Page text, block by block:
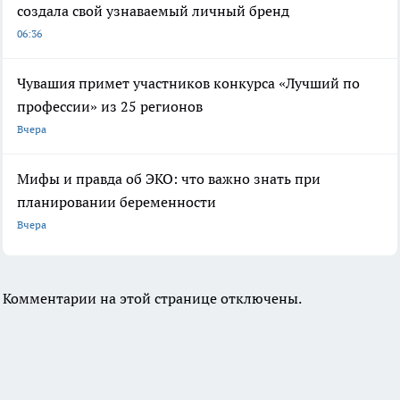
создала свой узнаваемый личный бренд
06:36
Чувашия примет участников конкурса «Лучший по
профессии» из 25 регионов
Вчера
Мифы и правда об ЭКО: что важно знать при
планировании беременности
Вчера
Комментарии на этой странице отключены.